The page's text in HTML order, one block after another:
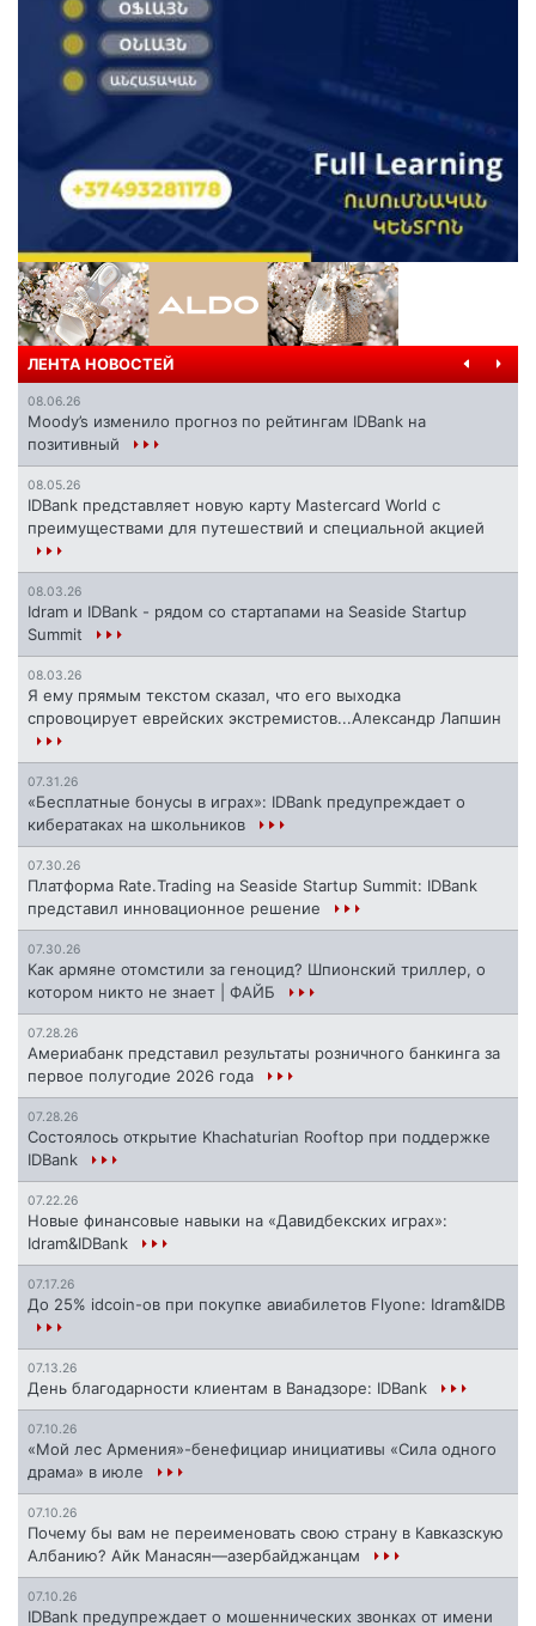
ЛЕНТА НОВОСТЕЙ
08.06.26
Moody’s изменило прогноз по рейтингам IDBank на
позитивный
08.05.26
IDBank представляет новую карту Mastercard World с
преимуществами для путешествий и специальной акцией
08.03.26
Idram и IDBank - рядом со стартапами на Seaside Startup
Summit
08.03.26
Я ему прямым текстом сказал, что его выходка
спровоцирует еврейских экстремистов...Александр Лапшин
07.31.26
«Бесплатные бонусы в играх»: IDBank предупреждает о
кибератаках на школьников
07.30.26
Платформа Rate.Trading на Seaside Startup Summit: IDBank
представил инновационное решение
07.30.26
Как армяне отомстили за геноцид? Шпионский триллер, о
котором никто не знает | ФАЙБ
07.28.26
Америабанк представил результаты розничного банкинга за
первое полугодие 2026 года
07.28.26
Состоялось открытие Khachaturian Rooftop при поддержке
IDBank
07.22.26
Новые финансовые навыки на «Давидбекских играх»:
Idram&IDBank
07.17.26
До 25% idcoin-ов при покупке авиабилетов Flyone: Idram&IDB
07.13.26
День благодарности клиентам в Ванадзоре: IDBank
07.10.26
«Мой лес Армения»-бенефициар инициативы «Сила одного
драма» в июле
07.10.26
Почему бы вам не переименовать свою страну в Кавказскую
Албанию? Айк Манасян—азербайджанцам
07.10.26
IDBank предупреждает о мошеннических звонках от имени